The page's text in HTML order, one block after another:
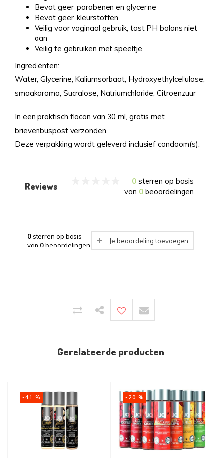
Bevat geen parabenen en glycerine
Bevat geen kleurstoffen
Veilig voor vaginaal gebruik, tast PH balans niet
aan
Veilig te gebruiken met speeltje
Ingrediënten:
Water, Glycerine, Kaliumsorbaat, Hydroxyethylcellulose,
smaakaroma, Sucralose, Natriumchloride, Citroenzuur
In een praktisch flacon van 30 ml, gratis met
brievenbuspost verzonden.
Deze verpakking wordt geleverd inclusief condoom(s).
Reviews 0 sterren op basis
van 0 beoordelingen
0sterren op basis
van 0beoordelingen
Je beoordeling toevoegen
Gerelateerde producten
-41 % -20 %